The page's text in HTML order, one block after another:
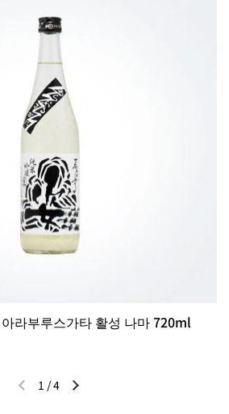
라부루스가타 활성 나마 720ml
이전 슬라이드다음 슬라이드
1 /4